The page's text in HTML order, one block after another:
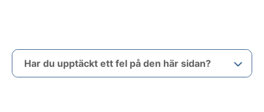
Har du upptäckt ett fel på den här sidan?